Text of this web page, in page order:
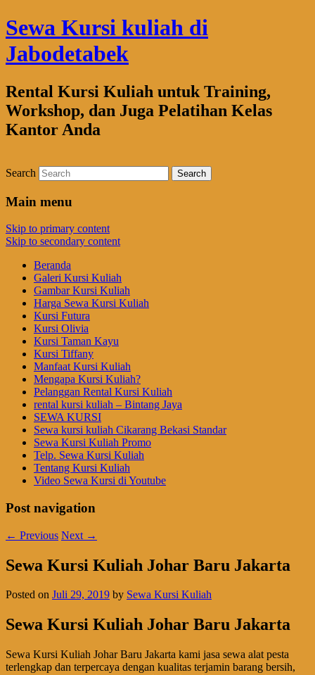
Sewa Kursi kuliah di
Jabodetabek
Rental Kursi Kuliah untuk Training,
Workshop, dan Juga Pelatihan Kelas
Kantor Anda
Search
Main menu
Skip to primary content
Skip to secondary content
Beranda
Galeri Kursi Kuliah
Gambar Kursi Kuliah
Harga Sewa Kursi Kuliah
Kursi Futura
Kursi Olivia
Kursi Taman Kayu
Kursi Tiffany
Manfaat Kursi Kuliah
Mengapa Kursi Kuliah?
Pelanggan Rental Kursi Kuliah
rental kursi kuliah – Bintang Jaya
SEWA KURSI
Sewa kursi kuliah Cikarang Bekasi Standar
Sewa Kursi Kuliah Promo
Telp. Sewa Kursi Kuliah
Tentang Kursi Kuliah
Video Sewa Kursi di Youtube
Post navigation
← Previous Next →
Sewa Kursi Kuliah Johar Baru Jakarta
Posted on Juli 29, 2019 by Sewa Kursi Kuliah
Sewa Kursi Kuliah Johar Baru Jakarta
Sewa Kursi Kuliah Johar Baru Jakarta kami jasa sewa alat pesta
terlengkap dan terpercaya dengan kualitas terjamin barang bersih,